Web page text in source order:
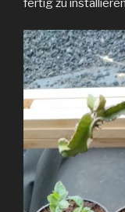
fertig zu